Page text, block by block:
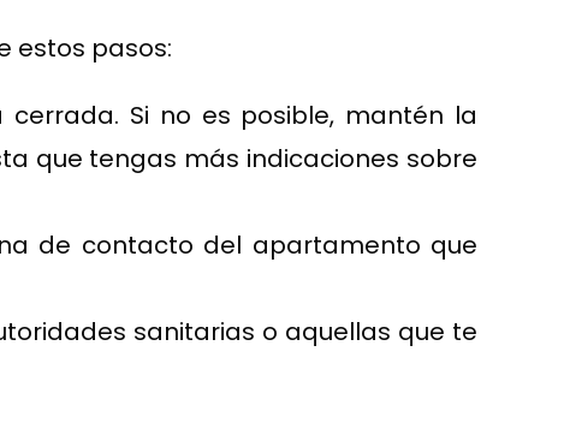
estos pasos:
Si no es posible, mantén la
que tengas más indicaciones sobre
de contacto del apartamento que
sanitarias o aquellas que te